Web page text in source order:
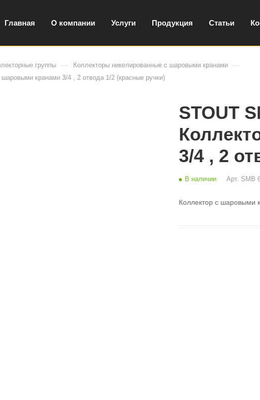
Главная О компании Услуги Продукция Статьи
группы — Коллекторы никелированные с шаровыми кранами —
кранами 3/4 , 2 отвода 1/2 (красные ручки)
STOUT
3/4 , 2
В наличии Арт. SMB
Коллектор с шаровыми